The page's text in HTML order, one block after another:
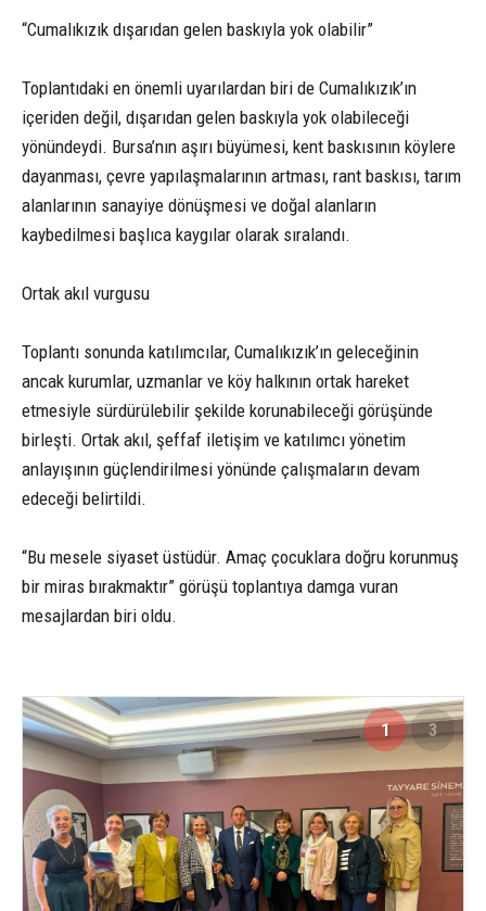
“Cumalıkızık dışarıdan gelen baskıyla yok olabilir”
Toplantıdaki en önemli uyarılardan biri de Cumalıkızık’ın
içeriden değil, dışarıdan gelen baskıyla yok olabileceği
yönündeydi. Bursa’nın aşırı büyümesi, kent baskısının köylere
dayanması, çevre yapılaşmalarının artması, rant baskısı, tarım
alanlarının sanayiye dönüşmesi ve doğal alanların
kaybedilmesi başlıca kaygılar olarak sıralandı.
Ortak akıl vurgusu
Toplantı sonunda katılımcılar, Cumalıkızık’ın geleceğinin
ancak kurumlar, uzmanlar ve köy halkının ortak hareket
etmesiyle sürdürülebilir şekilde korunabileceği görüşünde
birleşti. Ortak akıl, şeffaf iletişim ve katılımcı yönetim
anlayışının güçlendirilmesi yönünde çalışmaların devam
edeceği belirtildi.
“Bu mesele siyaset üstüdür. Amaç çocuklara doğru korunmuş
bir miras bırakmaktır” görüşü toplantıya damga vuran
mesajlardan biri oldu.
1 3